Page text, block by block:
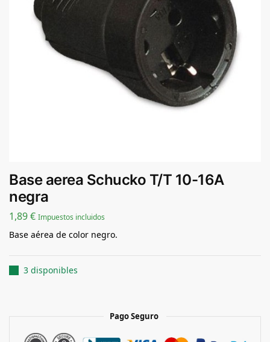
Base aerea Schucko T/T 10-16A
negra
1,89€ Impuestos incluidos
Base aérea de color negro.
3 disponibles
Pago Seguro